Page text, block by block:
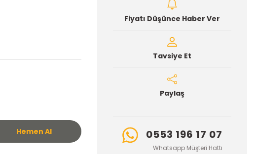
Hemen Al
Fiyatı Düşünce Haber Ver
Tavsiye Et
Paylaş
0553 196 17 07
Whatsapp Müşteri Hattı